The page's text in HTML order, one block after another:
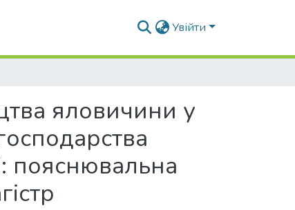
Увійти
яловичини у
пояснювальна